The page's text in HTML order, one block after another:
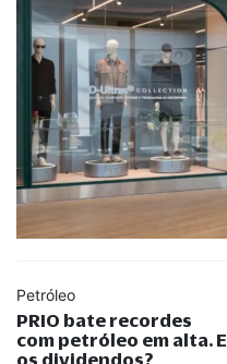
Petróleo
PRIO bate recordes
com petróleo em alta. E
os dividendos?